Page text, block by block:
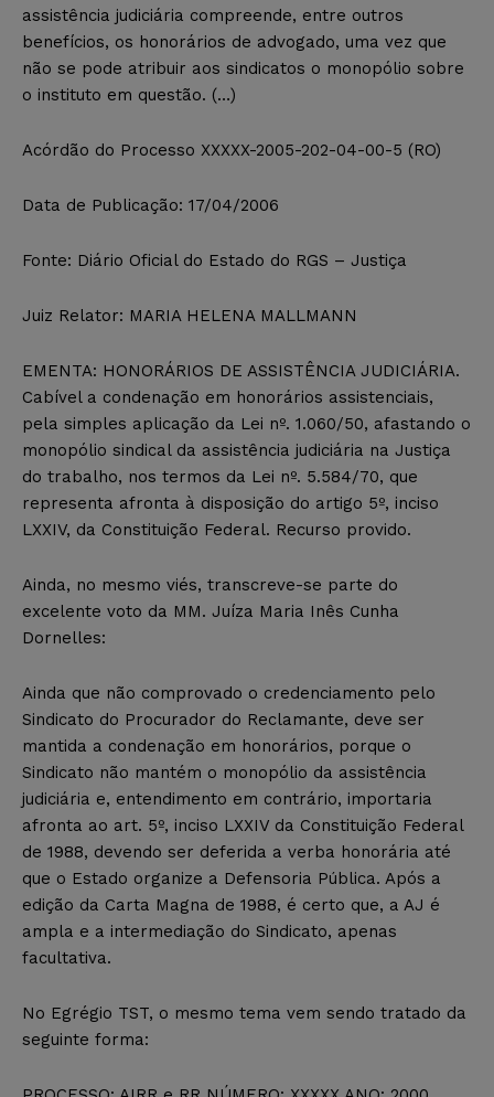
assistência judiciária compreende, entre outros
benefícios, os honorários de advogado, uma vez que
não se pode atribuir aos sindicatos o monopólio sobre
o instituto em questão. (…)
Acórdão do Processo XXXXX-2005-202-04-00-5 (RO)
Data de Publicação: 17/04/2006
Fonte: Diário Oficial do Estado do RGS – Justiça
Juiz Relator: MARIA HELENA MALLMANN
EMENTA: HONORÁRIOS DE ASSISTÊNCIA JUDICIÁRIA.
Cabível a condenação em honorários assistenciais,
pela simples aplicação da Lei nº. 1.060/50, afastando o
monopólio sindical da assistência judiciária na Justiça
do trabalho, nos termos da Lei nº. 5.584/70, que
representa afronta à disposição do artigo 5º, inciso
LXXIV, da Constituição Federal. Recurso provido.
Ainda, no mesmo viés, transcreve-se parte do
excelente voto da MM. Juíza Maria Inês Cunha
Dornelles:
Ainda que não comprovado o credenciamento pelo
Sindicato do Procurador do Reclamante, deve ser
mantida a condenação em honorários, porque o
Sindicato não mantém o monopólio da assistência
judiciária e, entendimento em contrário, importaria
afronta ao art. 5º, inciso LXXIV da Constituição Federal
de 1988, devendo ser deferida a verba honorária até
que o Estado organize a Defensoria Pública. Após a
edição da Carta Magna de 1988, é certo que, a AJ é
ampla e a intermediação do Sindicato, apenas
facultativa.
No Egrégio TST, o mesmo tema vem sendo tratado da
seguinte forma: